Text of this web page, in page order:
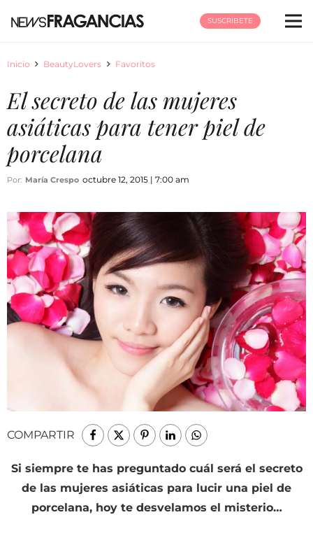
SUSCRÍBETE
Inicio BeautyLovers Favoritos
El secreto de las mujeres
asiáticas para tener piel de
porcelana
Por: María Crespo octubre 12, 2015 | 7:00 am
COMPARTIR
Si siempre te has preguntado cuál será el secreto
de las mujeres asiáticas para lucir una piel de
porcelana, hoy te desvelamos el misterio…